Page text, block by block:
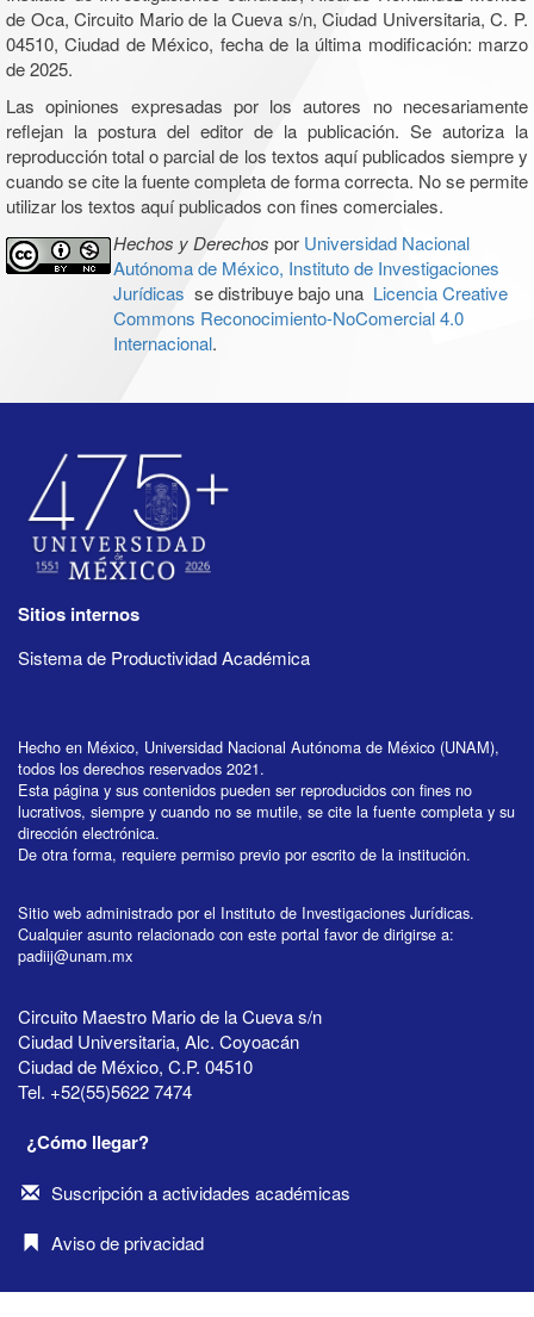
de Oca, Circuito Mario de la Cueva s/n, Ciudad Universitaria, C. P.
04510, Ciudad de México, fecha de la última modificación: marzo
de 2025.
Las opiniones expresadas por los autores no necesariamente
reflejan la postura del editor de la publicación. Se autoriza la
reproducción total o parcial de los textos aquí publicados siempre y
cuando se cite la fuente completa de forma correcta. No se permite
utilizar los textos aquí publicados con fines comerciales.
Hechos y Derechos por Universidad Nacional
Autónoma de México, Instituto de Investigaciones
Jurídicas se distribuye bajo una Licencia Creative
Commons Reconocimiento-NoComercial 4.0
Internacional.
Sitios internos
Sistema de Productividad Académica
Hecho en México, Universidad Nacional Autónoma de México (UNAM),
todos los derechos reservados 2021.
Esta página y sus contenidos pueden ser reproducidos con fines no
lucrativos, siempre y cuando no se mutile, se cite la fuente completa y su
dirección electrónica.
De otra forma, requiere permiso previo por escrito de la institución.
Sitio web administrado por el Instituto de Investigaciones Jurídicas.
Cualquier asunto relacionado con este portal favor de dirigirse a:
padiij@unam.mx
Circuito Maestro Mario de la Cueva s/n
Ciudad Universitaria, Alc. Coyoacán
Ciudad de México, C.P. 04510
Tel. +52(55)5622 7474
¿Cómo llegar?
Suscripción a actividades académicas
Aviso de privacidad